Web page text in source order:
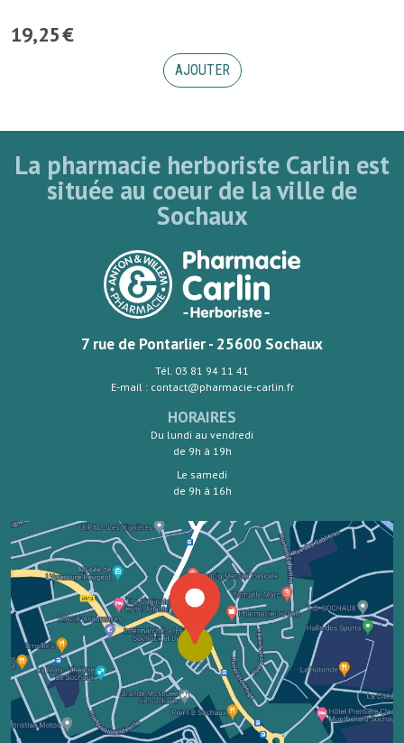
19,25€
AJOUTER
La pharmacie herboriste Carlin est
située au coeur de la ville de
Sochaux
7 rue de Pontarlier - 25600 Sochaux
Tél. 03 81 94 11 41
E-mail : contact@pharmacie-carlin.fr
HORAIRES
Du lundi au vendredi
de 9h à 19h
Le samedi
de 9h à 16h